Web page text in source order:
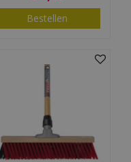
Bestellen